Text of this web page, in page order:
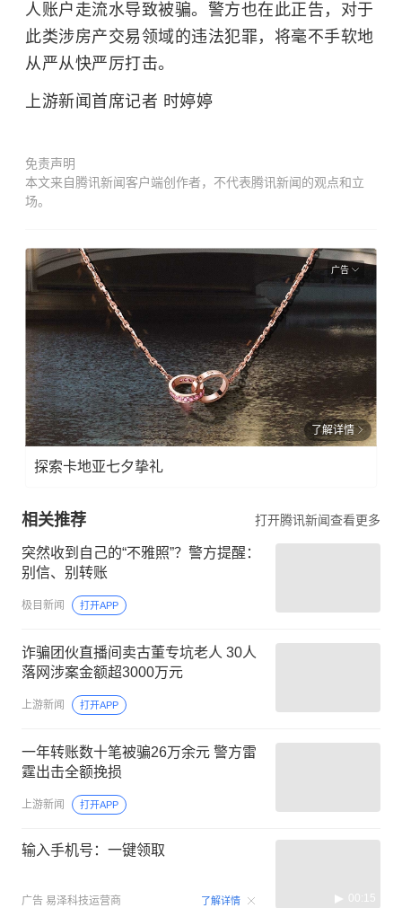
人账户走流水导致被骗。警方也在此正告，对于
此类涉房产交易领域的违法犯罪，将毫不手软地
从严从快严厉打击。
上游新闻首席记者 时婷婷
免责声明
本文来自腾讯新闻客户端创作者，不代表腾讯新闻的观点和立
场。
广告
了解详情
探索卡地亚七夕挚礼
相关推荐 打开腾讯新闻查看更多
突然收到自己的“不雅照”？警方提醒：
别信、别转账
极目新闻 打开APP
诈骗团伙直播间卖古董专坑老人 30人
落网涉案金额超3000万元
上游新闻 打开APP
一年转账数十笔被骗26万余元 警方雷
霆出击全额挽损
上游新闻 打开APP
输入手机号：一键领取
广告 易泽科技运营商 了解详情 00:15